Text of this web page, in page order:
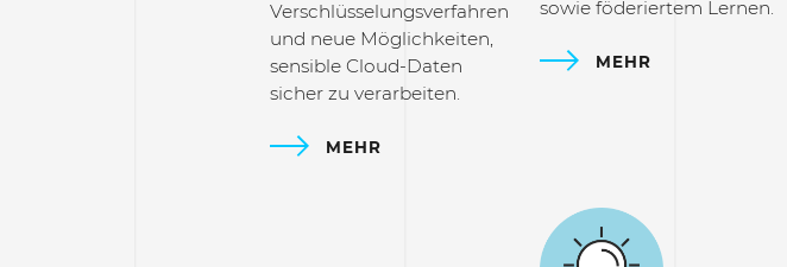
Verschlüsselungsverfahren
und neue Möglichkeiten,
sensible Cloud-Daten
sicher zu verarbeiten.
MEHR
sowie föderiertem Lernen.
MEHR